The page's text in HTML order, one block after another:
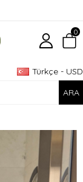
Türkçe - USD
0